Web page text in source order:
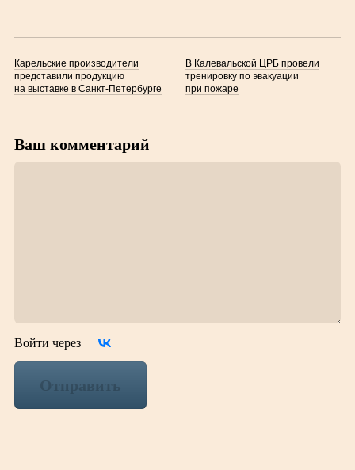
Карельские производители
представили продукцию
на выставке в Санкт-Петербурге
В Калевальской ЦРБ провели
тренировку по эвакуации
при пожаре
Ваш комментарий
Войти через
Отправить